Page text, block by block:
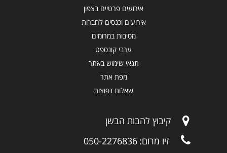
אירועים פרטיים בצפון
אירועים וכנסים לחברות
מסיבות במרומים
ערבי קונספט
תנאי שימוש באתר
מפת אתר
שאלות נפוצות
קיבוץ להבות הבשן
זיו מרום: 050-2276836